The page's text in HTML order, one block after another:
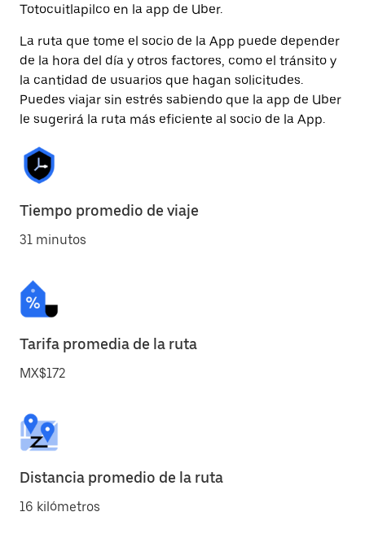
Totocuitlapilco en la app de Uber.
La ruta que tome el socio de la App puede depender
de la hora del día y otros factores, como el tránsito y
la cantidad de usuarios que hagan solicitudes.
Puedes viajar sin estrés sabiendo que la app de Uber
le sugerirá la ruta más eficiente al socio de la App.
Tiempo promedio de viaje
31 minutos
Tarifa promedia de la ruta
MX$172
Distancia promedio de la ruta
16 kilómetros